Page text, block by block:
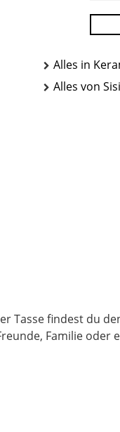
Alles in
Alles von Sisi
Tasse findest du
Familie oder